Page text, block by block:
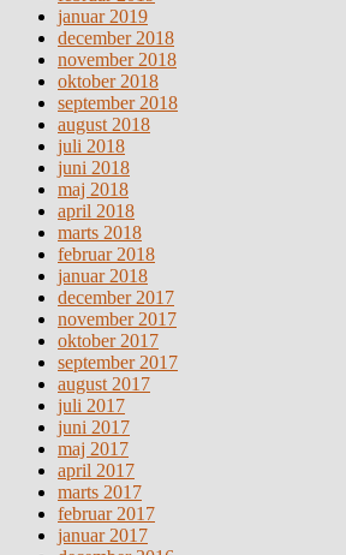
januar 2019
december 2018
november 2018
oktober 2018
september 2018
august 2018
juli 2018
juni 2018
maj 2018
april 2018
marts 2018
februar 2018
januar 2018
december 2017
november 2017
oktober 2017
september 2017
august 2017
juli 2017
juni 2017
maj 2017
april 2017
marts 2017
februar 2017
januar 2017